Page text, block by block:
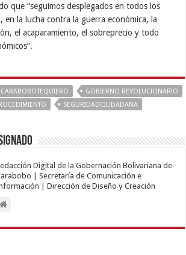
que “seguimos desplegados en todos los
en la lucha contra la guerra económica, la
el acaparamiento, el sobreprecio y todo
CARABOBOTEQUIERO
GOBIERNO REVOLUCIONARIO
SEGURIDADCIUDADANA
Digital de la Gobernación Bolivariana de
| Secretaría de Comunicación e
| Dirección de Diseño y Creación